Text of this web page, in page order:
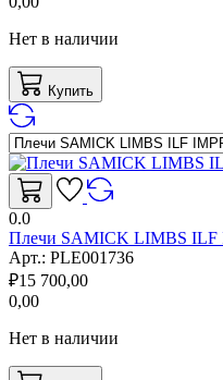
Нет в наличии
Купить
0.0
Плечи SAMICK LIMBS ILF
Арт.: PLE001736
₽15 700,00
0,00
Нет в наличии